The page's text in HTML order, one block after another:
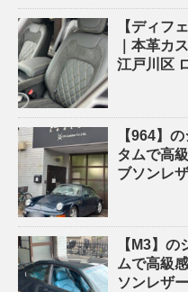
【ディフ
｜本革カ
江戸川区
【964】
タムで高
ブソンレザ
【M3】
ムで高級
ソンレザー